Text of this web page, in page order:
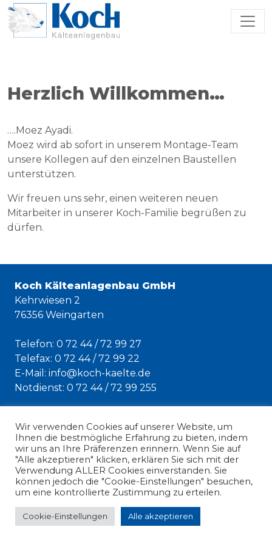
Herzlich Willkommen…
….Moez Ayadi.
Moez wird ab sofort in unserem Montage-Team
unsere Kollegen auf den einzelnen Baustellen
unterstützen.
Wir freuen uns sehr, einen weiteren neuen
Mitarbeiter in unserer Koch-Familie begrüßen zu
dürfen.
Koch Kälteanlagenbau GmbH
Kehrwiesen 2
76356 Weingarten
Telefon: 0 72 44 / 72 99 27
Telefax: 0 72 44 / 72 99 22
E-Mail: info@koch-kaelte.de
Notdienst: 0 72 44 / 72 99 255
AGB
Datenschutzerklärung
Wir verwenden Cookies auf unserer Website, um
Ihnen die bestmögliche Erfahrung zu bieten, indem
wir uns an Ihre Präferenzen erinnern. Wenn Sie auf
"Alle akzeptieren" klicken, erklären Sie sich mit der
Verwendung ALLER Cookies einverstanden. Sie
können jedoch die "Cookie-Einstellungen" besuchen,
um eine kontrollierte Zustimmung zu erteilen.
Cookie-Einstellungen Alle akzeptieren